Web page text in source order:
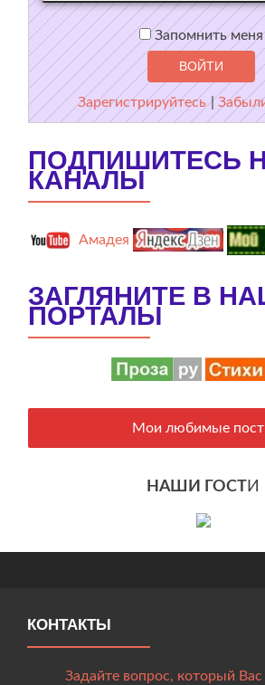
Запомнить меня
Зарегистрируйтесь |
ПОДПИШИТЕСЬ
КАНАЛЫ
Амадея
ЗАГЛЯНИТЕ В
ПОРТАЛЫ
Мои любимые
НАШИ ГОСТИ
КОНТАКТЫ
Задайте вопрос, который Вас